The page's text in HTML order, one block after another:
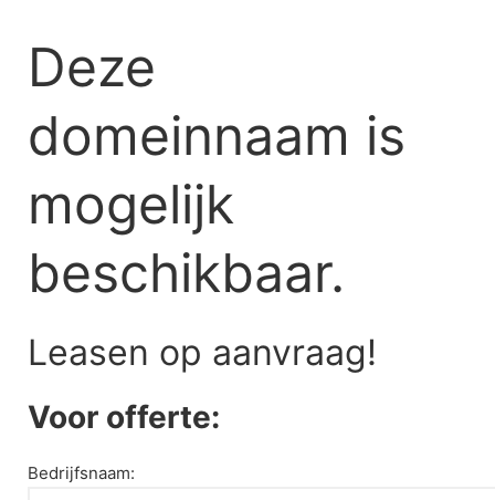
contentDeze
domeinnaam is
mogelijk
beschikbaar.
Leasen op aanvraag!
Voor offerte:
Bedrijfsnaam: